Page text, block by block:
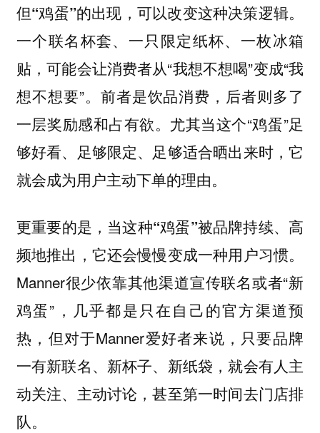
但“鸡蛋”的出现，可以改变这种决策逻辑。
一个联名杯套、一只限定纸杯、一枚冰箱
贴，可能会让消费者从“我想不想喝”变成“我
想不想要”。前者是饮品消费，后者则多了
一层奖励感和占有欲。尤其当这个“鸡蛋”足
够好看、足够限定、足够适合晒出来时，它
就会成为用户主动下单的理由。
更重要的是，当这种“鸡蛋”被品牌持续、高
频地推出，它还会慢慢变成一种用户习惯。
Manner很少依靠其他渠道宣传联名或者“新
鸡蛋”，几乎都是只在自己的官方渠道预
热，但对于Manner爱好者来说，只要品牌
一有新联名、新杯子、新纸袋，就会有人主
动关注、主动讨论，甚至第一时间去门店排
队。